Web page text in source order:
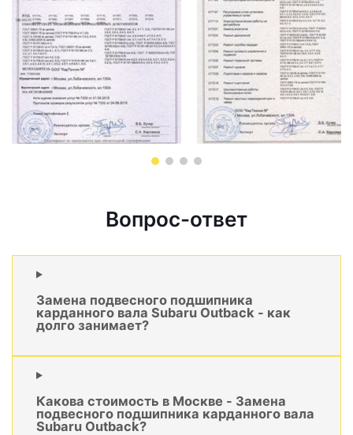
Вопрос-ответ
Замена подвесного подшипника
карданного вала Subaru Outback - как
долго занимает?
Какова стоимость в Москве - Замена
подвесного подшипника карданного вала
Subaru Outback?